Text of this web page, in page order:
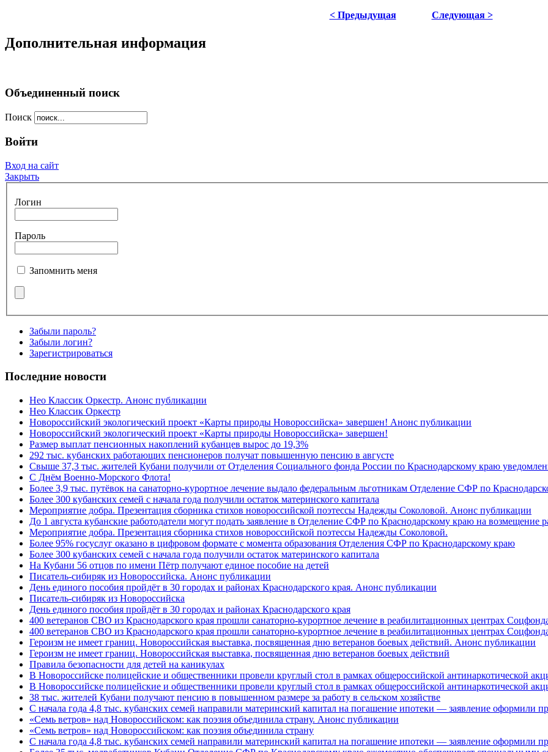
< Предыдущая Следующая >
Дополнительная информация
Объединенный поиск
Поиск
Войти
Вход на сайт
Закрыть
Логин
Пароль
Запомнить меня
Забыли пароль?
Забыли логин?
Зарегистрироваться
Последние новости
Нео Классик Оркестр. Анонс публикации
Нео Классик Оркестр
Новороссийский экологический проект «Карты природы Новороссийска» завершен! Анонс публикации
Новороссийский экологический проект «Карты природы Новороссийска» завершен!
Размер выплат пенсионных накоплений кубанцев вырос до 19,3%
292 тыс. кубанских работающих пенсионеров получат повышенную пенсию в августе
Свыше 37,3 тыс. жителей Кубани получили от Отделения Социального фонда России по Краснодарскому краю
C Днём Военно-Морского Флота!
Более 3,9 тыс. путёвок на санаторно-курортное лечение выдало федеральным льготникам Отделение СФР по
Более 300 кубанских семей с начала года получили остаток материнского капитала
Мероприятие добра. Презентация сборника стихов новороссийской поэтессы Надежды Соколовой. Анонс публикации
До 1 августа кубанские работодатели могут подать заявление в Отделение СФР по Краснодарскому краю на возмещение
Мероприятие добра. Презентация сборника стихов новороссийской поэтессы Надежды Соколовой.
Более 95% госуслуг оказано в цифровом формате с момента образования Отделения СФР по Краснодарскому краю
Более 300 кубанских семей с начала года получили остаток материнского капитала
На Кубани 56 отцов по имени Пётр получают единое пособие на детей
Писатель-сибиряк из Новороссийска. Анонс публикации
День единого пособия пройдёт в 30 городах и районах Краснодарского края. Анонс публикации
Писатель-сибиряк из Новороссийска
День единого пособия пройдёт в 30 городах и районах Краснодарского края
400 ветеранов СВО из Краснодарского края прошли санаторно-курортное лечение в реабилитационных центрах
400 ветеранов СВО из Краснодарского края прошли санаторно-курортное лечение в реабилитационных центрах
Героизм не имеет границ. Новороссийская выставка, посвященная дню ветеранов боевых действий. Анонс публикации
Героизм не имеет границ. Новороссийская выставка, посвященная дню ветеранов боевых действий
Правила безопасности для детей на каникулах
В Новороссийске полицейские и общественники провели круглый стол в рамках общероссийской антинаркотической
В Новороссийске полицейские и общественники провели круглый стол в рамках общероссийской антинаркотической
38 тыс. жителей Кубани получают пенсию в повышенном размере за работу в сельском хозяйстве
С начала года 4,8 тыс. кубанских семей направили материнский капитал на погашение ипотеки — заявление оформили
«Семь ветров» над Новороссийском: как поэзия объединила страну. Анонс публикации
«Семь ветров» над Новороссийском: как поэзия объединила страну
С начала года 4,8 тыс. кубанских семей направили материнский капитал на погашение ипотеки — заявление оформили